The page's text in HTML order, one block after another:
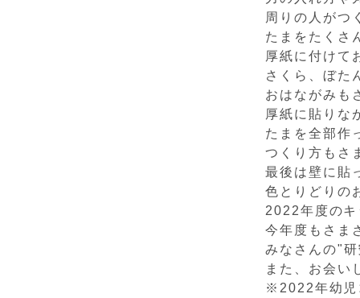
周りの人がつ
たまをたくさ
厚紙に付けて
さくら、ぼた
おはながみも
厚紙に貼りな
たまを全部作
つくり方もさ
最後は壁に貼
色とりどりの
2022年度の
今年度もさま
みなさんの"
また、お会い
※2022年幼児